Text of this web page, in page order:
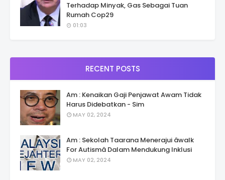
Terhadap Minyak, Gas Sebagai Tuan
Rumah Cop29
01:03
RECENT POSTS
Am : Kenaikan Gaji Penjawat Awam Tidak
Harus Didebatkan - Sim
MAY 02, 2024
Am : Sekolah Taarana Menerajui âwalk
For Autismâ Dalam Mendukung Inklusi
MAY 02, 2024